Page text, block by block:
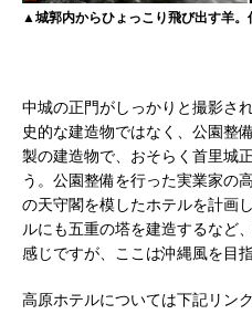
▲城郭内からひょっこり飛び出す羊。
中城の正門がしっかりと撮影さ
史的な建造物ではなく、公園整
製の建造物で、おそらく首里城
う。公園整備を行った実業家の
の天守閣を模したホテルを計画
ルにも五重の塔を建造するなど
感じですが、ここは沖縄風を目
高原ホテルについては下記リン